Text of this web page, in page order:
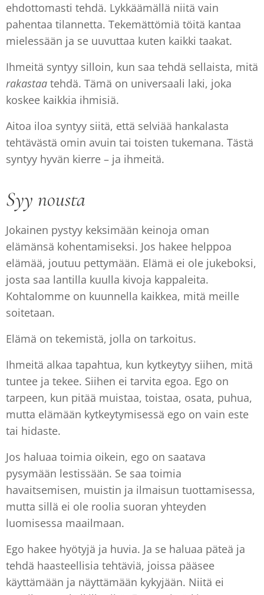
ehdottomasti tehdä. Lykkäämällä niitä vain
pahentaa tilannetta. Tekemättömiä töitä kantaa
mielessään ja se uuvuttaa kuten kaikki taakat.
Ihmeitä syntyy silloin, kun saa tehdä sellaista, mitä
rakastaa tehdä. Tämä on universaali laki, joka
koskee kaikkia ihmisiä.
Aitoa iloa syntyy siitä, että selviää hankalasta
tehtävästä omin avuin tai toisten tukemana. Tästä
syntyy hyvän kierre – ja ihmeitä.
Syy nousta
Jokainen pystyy keksimään keinoja oman
elämänsä kohentamiseksi. Jos hakee helppoa
elämää, joutuu pettymään. Elämä ei ole jukeboksi,
josta saa lantilla kuulla kivoja kappaleita.
Kohtalomme on kuunnella kaikkea, mitä meille
soitetaan.
Elämä on tekemistä, jolla on tarkoitus.
Ihmeitä alkaa tapahtua, kun kytkeytyy siihen, mitä
tuntee ja tekee. Siihen ei tarvita egoa. Ego on
tarpeen, kun pitää muistaa, toistaa, osata, puhua,
mutta elämään kytkeytymisessä ego on vain este
tai hidaste.
Jos haluaa toimia oikein, ego on saatava
pysymään lestissään. Se saa toimia
havaitsemisen, muistin ja ilmaisun tuottamisessa,
mutta sillä ei ole roolia suoran yhteyden
luomisessa maailmaan.
Ego hakee hyötyjä ja huvia. Ja se haluaa päteä ja
tehdä haasteellisia tehtäviä, joissa pääsee
käyttämään ja näyttämään kykyjään. Niitä ei